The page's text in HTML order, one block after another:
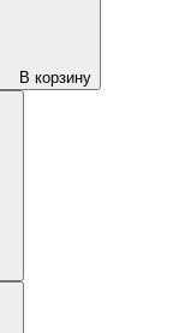
В корзину